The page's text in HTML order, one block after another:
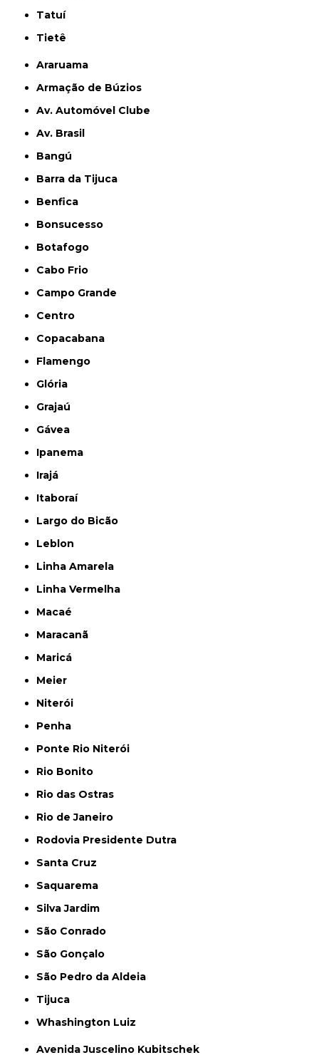
Tatuí
Tietê
Araruama
Armação de Búzios
Av. Automóvel Clube
Av. Brasil
Bangú
Barra da Tijuca
Benfica
Bonsucesso
Botafogo
Cabo Frio
Campo Grande
Centro
Copacabana
Flamengo
Glória
Grajaú
Gávea
Ipanema
Irajá
Itaboraí
Largo do Bicão
Leblon
Linha Amarela
Linha Vermelha
Macaé
Maracanã
Maricá
Meier
Niterói
Penha
Ponte Rio Niterói
Rio Bonito
Rio das Ostras
Rio de Janeiro
Rodovia Presidente Dutra
Santa Cruz
Saquarema
Silva Jardim
São Conrado
São Gonçalo
São Pedro da Aldeia
Tijuca
Whashington Luiz
Avenida Juscelino Kubitschek